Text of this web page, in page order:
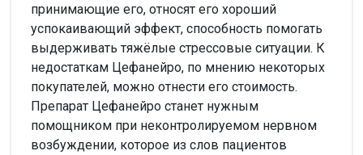
принимающие его, относят его хороший
успокаивающий эффект, способность помогать
выдерживать тяжёлые стрессовые ситуации. К
недостаткам Цефанейро, по мнению некоторых
покупателей, можно отнести его стоимость.
Препарат Цефанейро станет нужным
помощником при неконтролируемом нервном
возбуждении, которое из слов пациентов